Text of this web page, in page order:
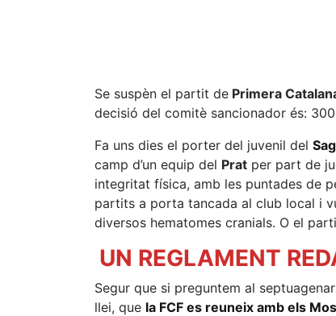
Se suspèn el partit de Primera
decisió del comitè sancionador és:
Fa uns dies el porter del juvenil del
camp d’un equip del Prat per part de
integritat física, amb les puntades de
partits a porta tancada al club local i
diversos hematomes cranials. O el
UN REGLAMENT
Segur que si preguntem al
llei, que la FCF es reuneix amb els